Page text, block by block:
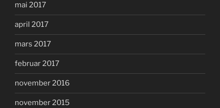
mai 2017
april 2017
mars 2017
februar 2017
november 2016
november 2015